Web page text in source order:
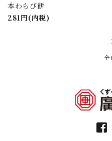
本わらび餅
281円(内税)
全